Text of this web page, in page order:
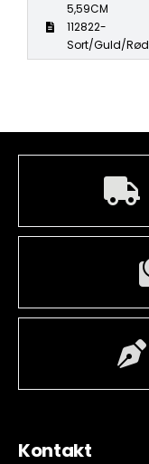
5,59CM
112822-
Sort/Guld/Rød
Kontakt